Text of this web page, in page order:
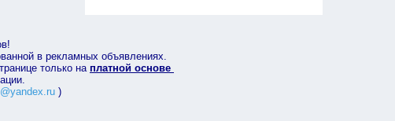
в рекламных объявлениях.
только на платной основе
)